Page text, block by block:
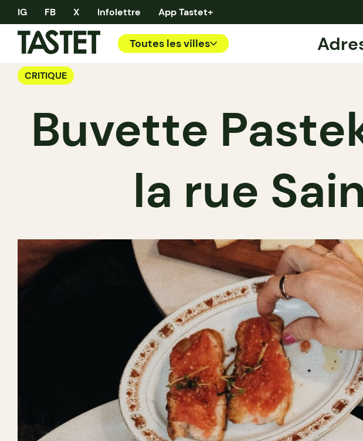
IG FB X Infolettre App Tastet+
Toutes les villes
CRITIQUE
Buvette
la rue